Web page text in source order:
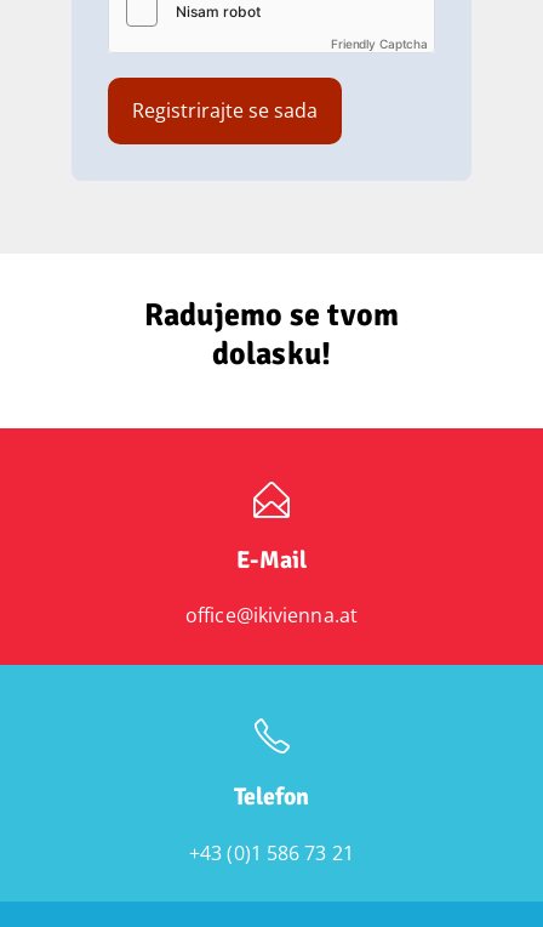
Friendly Captcha
Radujemo se tvom
dolasku!
E-Mail
office@ikivienna.at
Telefon
+43 (0)1 586 73 21